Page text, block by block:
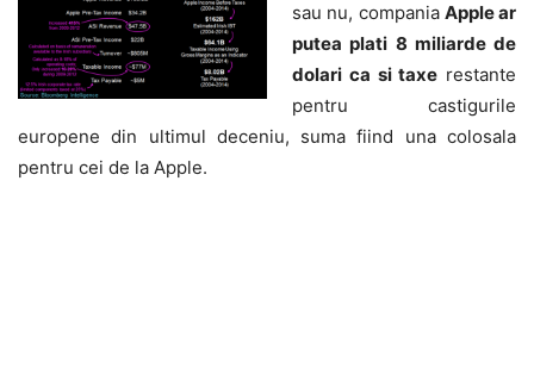
sau nu, compania Apple ar
putea plati 8 miliarde de
dolari ca si taxe restante
pentru castigurile
europene din ultimul deceniu, suma fiind una colosala
pentru cei de la Apple.